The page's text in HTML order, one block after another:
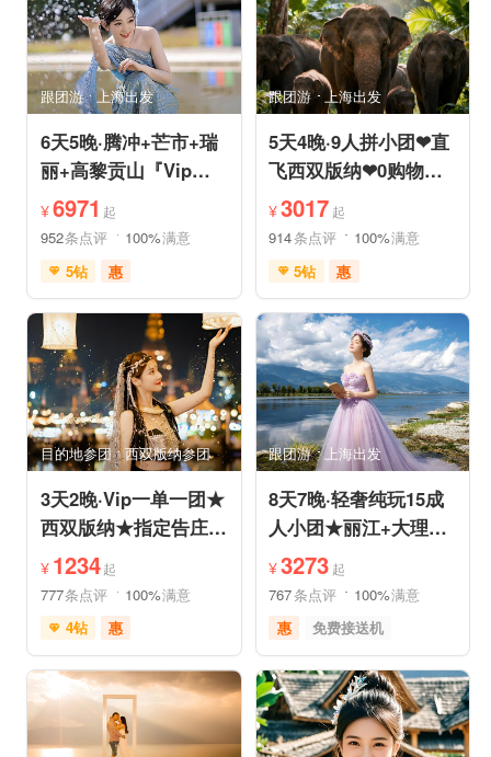
自然山水
动植物园
研学体验
跟团游 上海出发
6天5晚·腾冲+芒市+瑞
丽+高黎贡山『Vip一
单一团』豪奢五钻酒店
度假
¥6971 起
952条点评 100%满意
5钻
惠
免费接送机
免费WIFI
家庭游
情侣游
世界遗产
休闲度假
自然山水
自由活动
美食享受
目的地参团 西双版纳参团
3天2晚·Vip一单一团★
西双版纳★指定告庄内
泳池酒店或温德姆国际
连锁
¥ 1234起
777条点评 100%满意
4钻
惠
充足自由时间
免费接送机
支持儿童入住
品质游
情侣游
祈福之旅
赏花之旅
森林公园
森林公园
自然山水
跟团游 上海出发
5天4晚·9人拼小团❤直
飞西双版纳❤0购物纯
玩·豪奢五星五钻泳池
度假
¥3017 起
914条点评 100%满意
5钻
惠
免费接送机
管家服务
品质游
休闲游
家庭游
摄影之旅
休闲度假
自然山水
美食享受
世界遗产
亲子休闲
动植物园
小众风光
森林公园
美景探索
跟团游 上海出发
8天7晚·轻奢纯玩15成
人小团★丽江+大理
+香格里拉/泸沽湖★直
飞丽江
¥3273 起
767条点评 100%满意
惠
免费接送机
家庭游
祈福之旅
赏花之旅
摄影之旅
雪山之旅
自然山水
行车时长短